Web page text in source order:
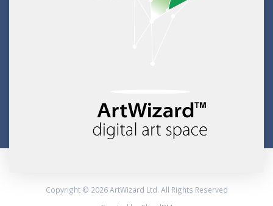
Copyright © 2026 ArtWizard Ltd. All Rights Reserved